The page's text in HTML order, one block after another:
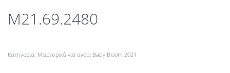
M21.69.2480
Κατηγορία: Μαρτυρικά για αγόρι Baby Bloom 2021